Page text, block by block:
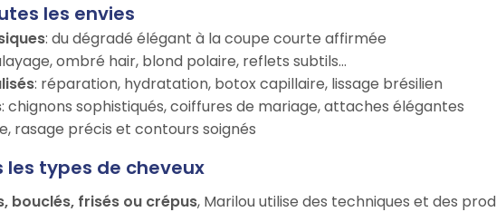
les envies
: du dégradé élégant à la coupe courte affirmée
ombré hair, blond polaire, reflets subtils…
: réparation, hydratation, botox capillaire, lissage brésilien
: chignons sophistiqués, coiffures de mariage, attaches élégantes
rasage précis et contours soignés
types de cheveux
bouclés, frisés ou crépus, Marilou utilise des techniques et des